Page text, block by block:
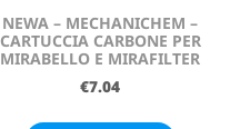
NEWA – MECHANICHEM –
CARTUCCIA CARBONE PER
MIRABELLO E MIRAFILTER
€7.04